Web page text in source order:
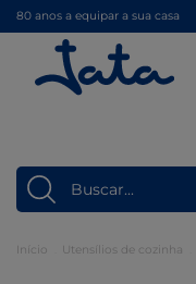
80 anos a equipar a sua casa
Início Utensílios de cozinha